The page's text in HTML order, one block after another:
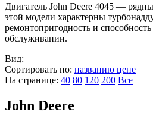
Двигатель John Deere 4045 —
этой модели характерны
ремонтопригодность и
обслуживании.
Вид:
Сортировать по: названию цене
На странице: 40 80 120 200 Все
John Deere